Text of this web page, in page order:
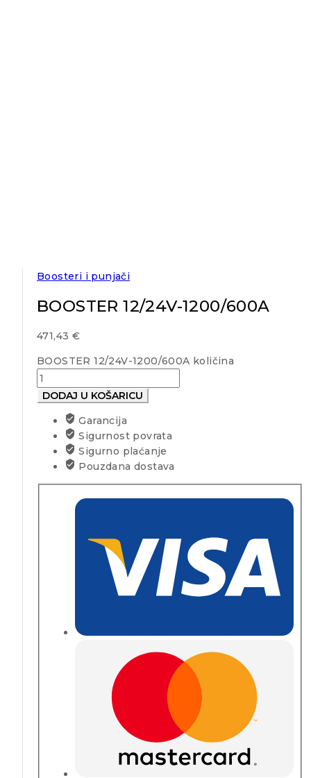
Boosteri i punjači
BOOSTER 12/24V-1200/600A
471,43 €
BOOSTER 12/24V-1200/600A količina
DODAJ U KOŠARICU
Garancija
Sigurnost povrata
Sigurno plaćanje
Pouzdana dostava